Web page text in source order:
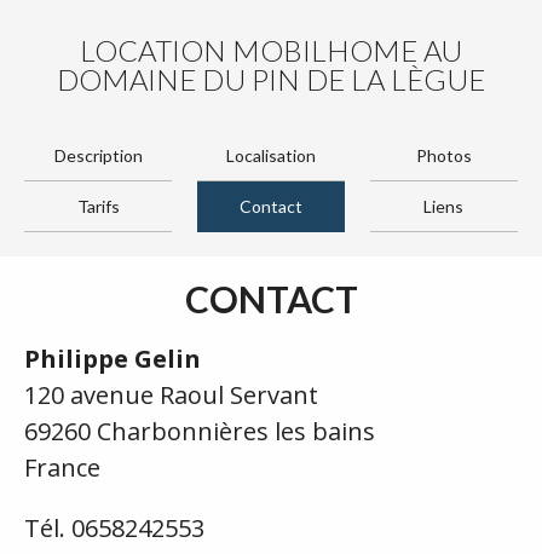
LOCATION MOBILHOME AU
DOMAINE DU PIN DE LA LÈGUE
Description Localisation Photos
Tarifs Contact Liens
CONTACT
Philippe Gelin
120 avenue Raoul Servant
69260 Charbonnières les bains
France
Tél. 0658242553